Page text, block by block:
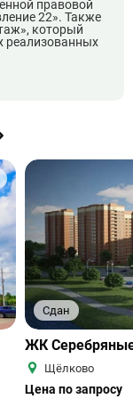
правовой
22». Также
который
реализованных
Сдан
ЖК
Щёлково
Цена по запросу